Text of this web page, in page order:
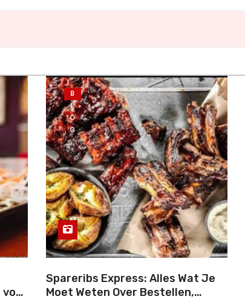
B
L
O
G
Spareribs Express: Alles Wat Je
Moet Weten Over Bestellen,